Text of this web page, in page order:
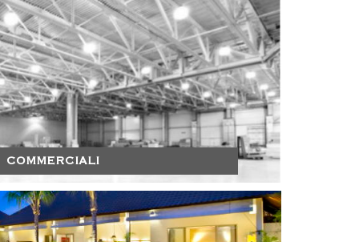
COMMERCIALI